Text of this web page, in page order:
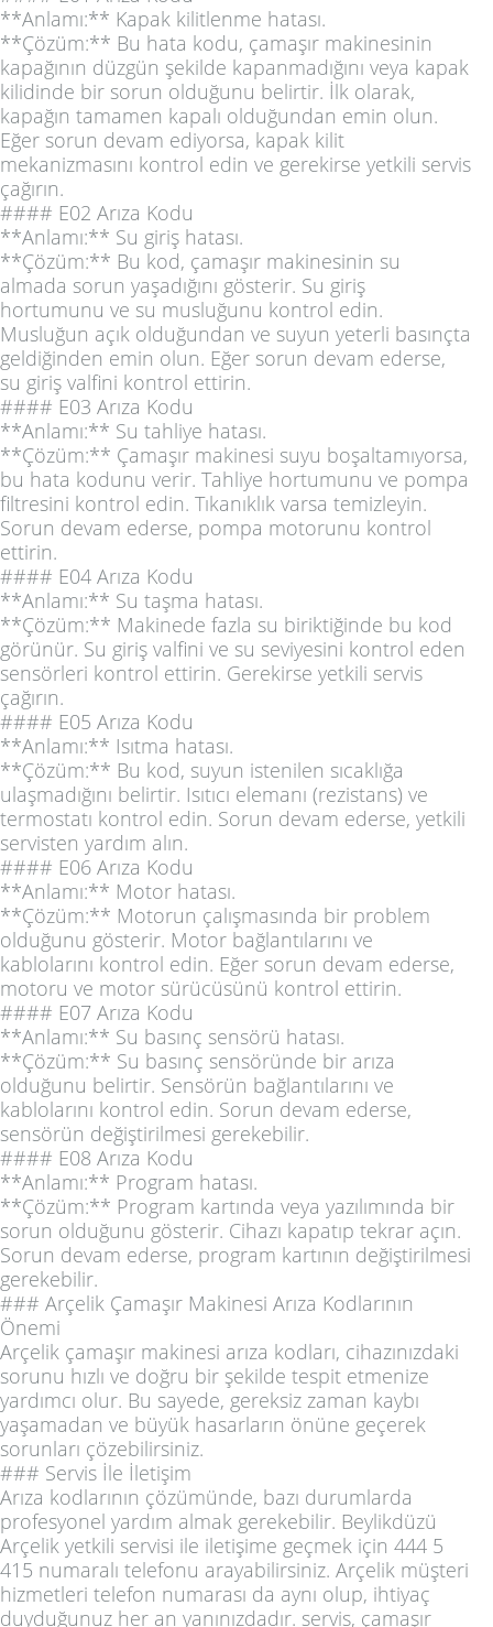
**Anlamı:** Kapak kilitlenme hatası.
**Çözüm:** Bu hata kodu, çamaşır makinesinin
kapağının düzgün şekilde kapanmadığını veya kapak
kilidinde bir sorun olduğunu belirtir. İlk olarak,
kapağın tamamen kapalı olduğundan emin olun.
Eğer sorun devam ediyorsa, kapak kilit
mekanizmasını kontrol edin ve gerekirse yetkili servis
çağırın.
#### E02 Arıza Kodu
**Anlamı:** Su giriş hatası.
**Çözüm:** Bu kod, çamaşır makinesinin su
almada sorun yaşadığını gösterir. Su giriş
hortumunu ve su musluğunu kontrol edin.
Musluğun açık olduğundan ve suyun yeterli basınçta
geldiğinden emin olun. Eğer sorun devam ederse,
su giriş valfini kontrol ettirin.
#### E03 Arıza Kodu
**Anlamı:** Su tahliye hatası.
**Çözüm:** Çamaşır makinesi suyu boşaltamıyorsa,
bu hata kodunu verir. Tahliye hortumunu ve pompa
filtresini kontrol edin. Tıkanıklık varsa temizleyin.
Sorun devam ederse, pompa motorunu kontrol
ettirin.
#### E04 Arıza Kodu
**Anlamı:** Su taşma hatası.
**Çözüm:** Makinede fazla su biriktiğinde bu kod
görünür. Su giriş valfini ve su seviyesini kontrol eden
sensörleri kontrol ettirin. Gerekirse yetkili servis
çağırın.
#### E05 Arıza Kodu
**Anlamı:** Isıtma hatası.
**Çözüm:** Bu kod, suyun istenilen sıcaklığa
ulaşmadığını belirtir. Isıtıcı elemanı (rezistans) ve
termostatı kontrol edin. Sorun devam ederse, yetkili
servisten yardım alın.
#### E06 Arıza Kodu
**Anlamı:** Motor hatası.
**Çözüm:** Motorun çalışmasında bir problem
olduğunu gösterir. Motor bağlantılarını ve
kablolarını kontrol edin. Eğer sorun devam ederse,
motoru ve motor sürücüsünü kontrol ettirin.
#### E07 Arıza Kodu
**Anlamı:** Su basınç sensörü hatası.
**Çözüm:** Su basınç sensöründe bir arıza
olduğunu belirtir. Sensörün bağlantılarını ve
kablolarını kontrol edin. Sorun devam ederse,
sensörün değiştirilmesi gerekebilir.
#### E08 Arıza Kodu
**Anlamı:** Program hatası.
**Çözüm:** Program kartında veya yazılımında bir
sorun olduğunu gösterir. Cihazı kapatıp tekrar açın.
Sorun devam ederse, program kartının değiştirilmesi
gerekebilir.
### Arçelik Çamaşır Makinesi Arıza Kodlarının
Önemi
Arçelik çamaşır makinesi arıza kodları, cihazınızdaki
sorunu hızlı ve doğru bir şekilde tespit etmenize
yardımcı olur. Bu sayede, gereksiz zaman kaybı
yaşamadan ve büyük hasarların önüne geçerek
sorunları çözebilirsiniz.
### Servis İle İletişim
Arıza kodlarının çözümünde, bazı durumlarda
profesyonel yardım almak gerekebilir. Beylikdüzü
Arçelik yetkili servisi ile iletişime geçmek için 444 5
415 numaralı telefonu arayabilirsiniz. Arçelik müşteri
hizmetleri telefon numarası da aynı olup, ihtiyaç
duyduğunuz her an yanınızdadır. servis, çamaşır